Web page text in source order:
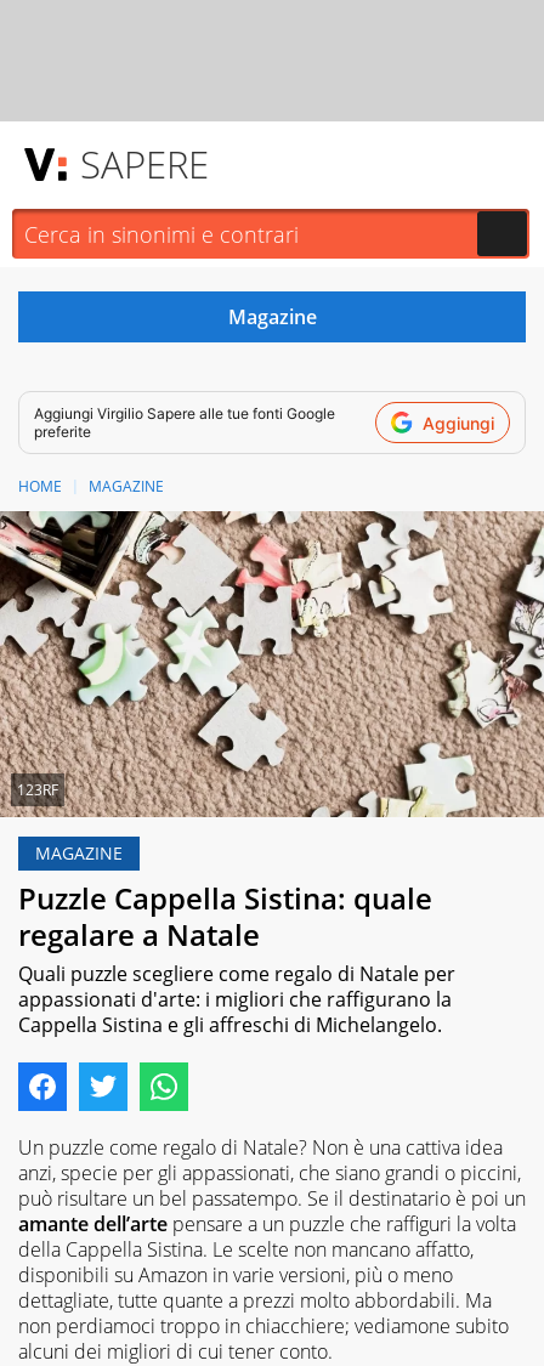
SAPERE
Aggiungi Virgilio Sapere alle tue fonti Google
preferite
Aggiungi
HOME MAGAZINE
123RF
MAGAZINE
Puzzle Cappella Sistina: quale
regalare a Natale
Quali puzzle scegliere come regalo di Natale per
appassionati d'arte: i migliori che raffigurano la
Cappella Sistina e gli affreschi di Michelangelo.
Un puzzle come regalo di Natale? Non è una cattiva idea
anzi, specie per gli appassionati, che siano grandi o piccini,
può risultare un bel passatempo. Se il destinatario è poi un
amante dell’arte pensare a un puzzle che raffiguri la volta
della Cappella Sistina. Le scelte non mancano affatto,
disponibili su Amazon in varie versioni, più o meno
dettagliate, tutte quante a prezzi molto abbordabili. Ma
non perdiamoci troppo in chiacchiere; vediamone subito
alcuni dei migliori di cui tener conto.